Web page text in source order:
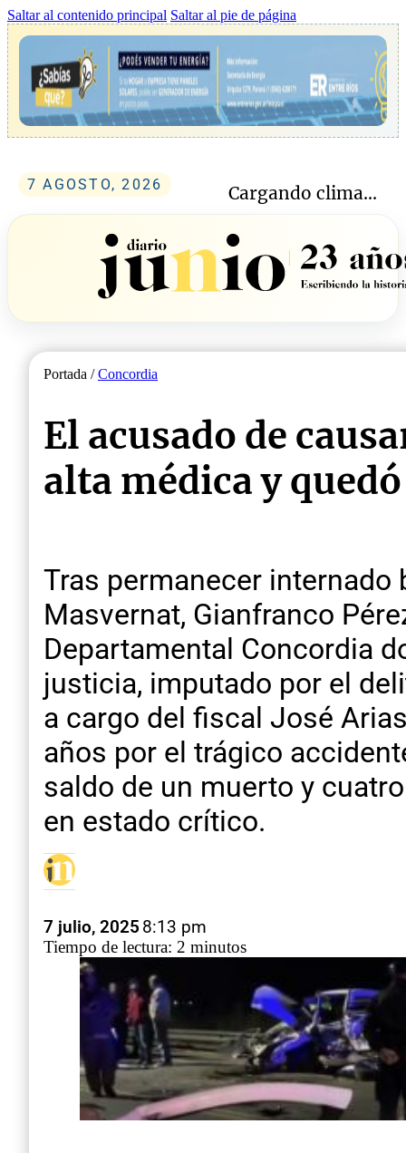
Saltar al contenido principal Saltar al pie de página
7 AGOSTO, 2026 Cargando clima...
Portada /Concordia
El acusado de
alta médica y
Tras permanecer
Masvernat, Gianfranco
Departamental Concordia
justicia, imputado por el
a cargo del fiscal José
años por el trágico
saldo de un muerto y
en estado crítico.
7 julio, 2025 8:13 pm
Tiempo de lectura: 2 minutos